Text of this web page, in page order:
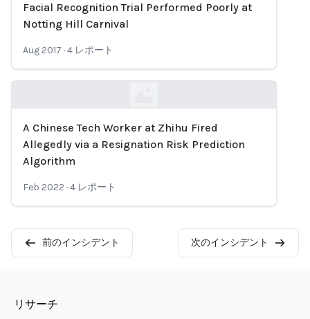
Loading...
Facial Recognition Trial Performed Poorly at
Notting Hill Carnival
Aug 2017 ·4 レポート
Loading...
A Chinese Tech Worker at Zhihu Fired
Allegedly via a Resignation Risk Prediction
Algorithm
Feb 2022 ·4 レポート
前のインシデント 次のインシデント
リサーチ